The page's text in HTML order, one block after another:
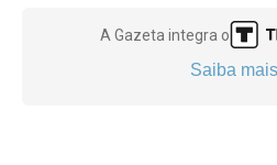
A Gazeta integra o
Saiba mais